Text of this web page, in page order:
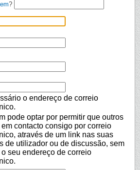
?
o endereço de correio
pode optar por permitir que outros
contacto consigo por correio
através de um link nas suas
de utilizador ou de discussão, sem
o seu endereço de correio